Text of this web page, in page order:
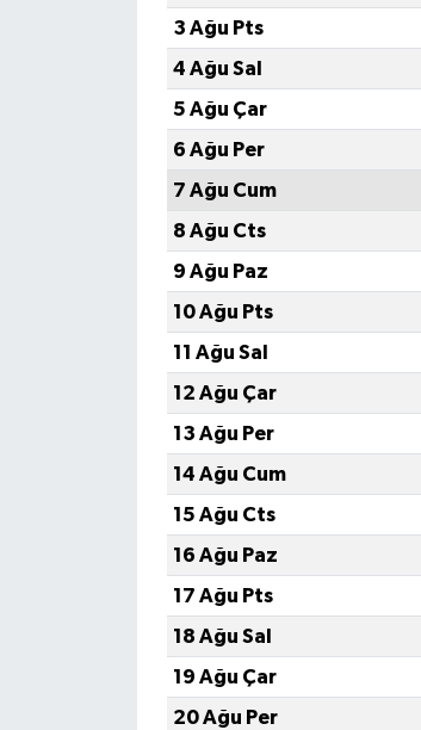
3 Ağu Pts
4 Ağu Sal
5 Ağu Çar
6 Ağu Per
7 Ağu Cum
8 Ağu Cts
9 Ağu Paz
10 Ağu Pts
11 Ağu Sal
12 Ağu Çar
13 Ağu Per
14 Ağu Cum
15 Ağu Cts
16 Ağu Paz
17 Ağu Pts
18 Ağu Sal
19 Ağu Çar
20 Ağu Per